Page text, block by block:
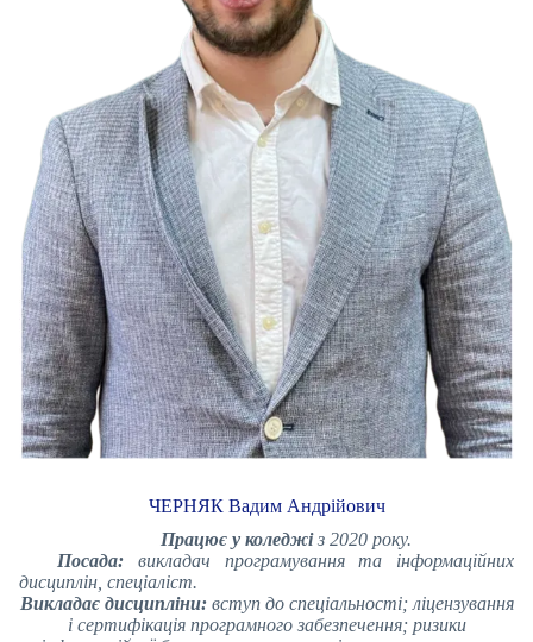
ЧЕРНЯК Вадим Андрійович
Працює у коледжіз 2020 року.
Посада: викладач програмування та інформаційних
дисциплін, спеціаліст.
Викладає дисципліни:вступ до спеціальності; ліцензування
і сертифікація програмного забезпечення; ризики